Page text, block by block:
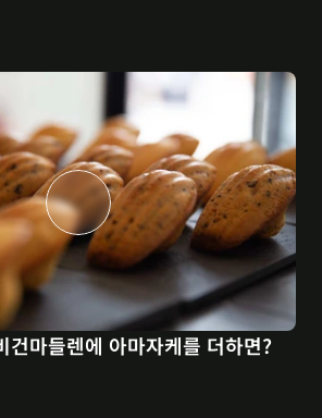
건마들렌에 아마자케를 더하면?